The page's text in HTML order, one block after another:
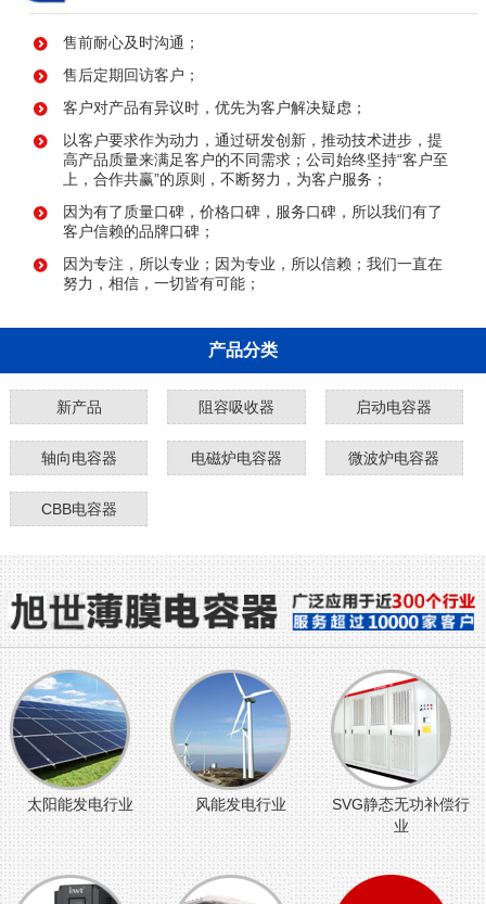
售前耐心及时沟通；
售后定期回访客户；
客户对产品有异议时，优先为客户解决疑虑；
以客户要求作为动力，通过研发创新，推动技术进步，提
高产品质量来满足客户的不同需求；公司始终坚持“客户至
上，合作共赢”的原则，不断努力，为客户服务；
因为有了质量口碑，价格口碑，服务口碑，所以我们有了
客户信赖的品牌口碑；
因为专注，所以专业；因为专业，所以信赖；我们一直在
努力，相信，一切皆有可能；
产品分类
新产品 阻容吸收器 启动电容器
轴向电容器 电磁炉电容器 微波炉电容器
CBB电容器
太阳能发电行业 风能发电行业
SVG静态无功补偿行
业